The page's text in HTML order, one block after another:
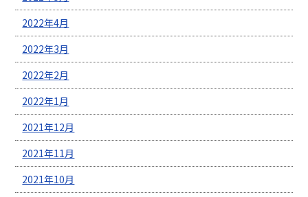
2022年4月
2022年3月
2022年2月
2022年1月
2021年12月
2021年11月
2021年10月